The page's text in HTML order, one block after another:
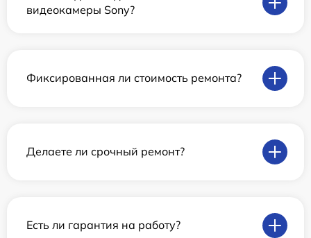
видеокамеры Sony?
Фиксированная ли стоимость ремонта?
Делаете ли срочный ремонт?
Есть ли гарантия на работу?